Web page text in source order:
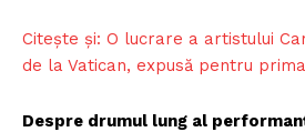
Citește și: O lucrare a artistului
de la Vatican, expusă pentru
Despre drumul lung al